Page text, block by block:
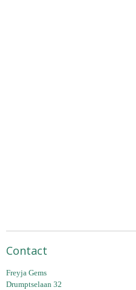
Contact
Freyja Gems
Drumptselaan 32